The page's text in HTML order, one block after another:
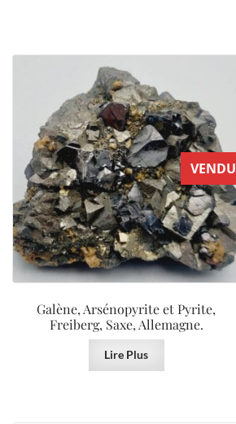
VENDU
Galène, Arsénopyrite et Pyrite,
Freiberg, Saxe, Allemagne.
Lire Plus